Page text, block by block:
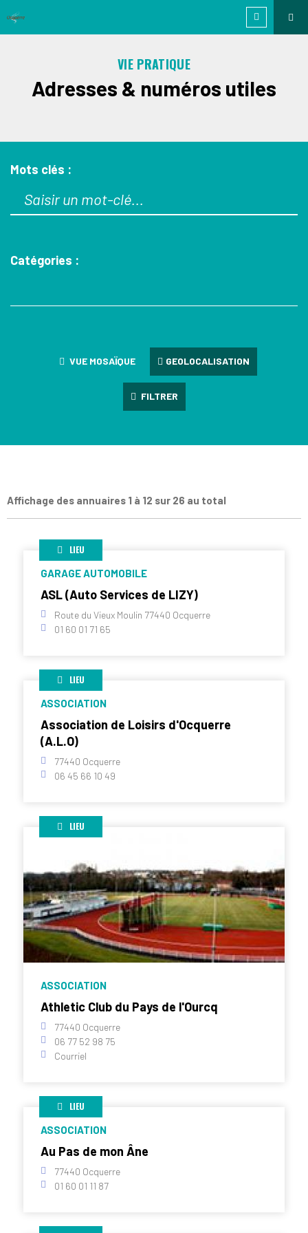
VIE PRATIQUE
Adresses & numéros utiles
Mots clés :
Catégories :
VUE MOSAÏQUE GEOLOCALISATION
FILTRER
Affichage des annuaires 1 à 12 sur 26 au total
LIEU
GARAGE AUTOMOBILE
ASL (Auto Services de LIZY)
Route du Vieux Moulin 77440 Ocquerre
01 60 01 71 65
LIEU
ASSOCIATION
Association de Loisirs d'Ocquerre
(A.L.O)
77440 Ocquerre
06 45 66 10 49
LIEU
ASSOCIATION
Athletic Club du Pays de l'Ourcq
77440 Ocquerre
06 77 52 98 75
Courriel
LIEU
ASSOCIATION
Au Pas de mon Âne
77440 Ocquerre
01 60 01 11 87